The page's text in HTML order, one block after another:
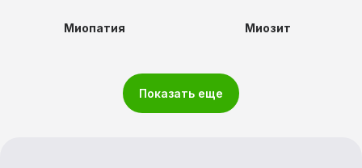
Миопатия Миозит
Показать еще